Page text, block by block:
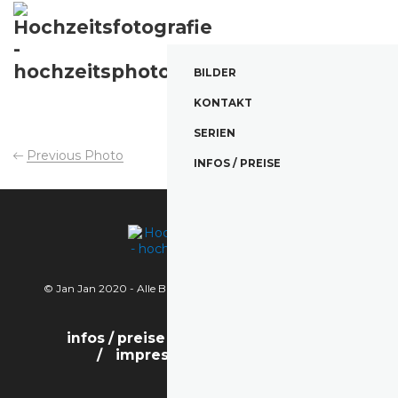
BILDER
KONTAKT
SERIEN
INFOS / PREISE
Previous Photo
© Jan Jan 2020 - Alle Bilder sind urheberrechtlich geschützt.
infos / preise
impressum / datenschutz